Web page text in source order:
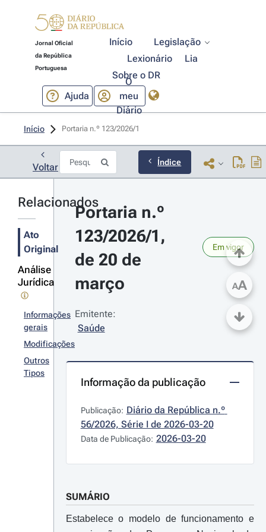
Jornal Oficial
da República
Portuguesa
Início
Legislação
Lexionário
Lia
Sobre o DR
Ajuda
O
meu
Diário
Início Portaria n.º 123/2026/1
Voltar Índice
Relacionados
Ato
Original
Análise
Jurídica
Informações
gerais
Modificações
Outros
Tipos
Portaria n.º
123/2026/1,
de 20 de
março
Em vigor
Emitente:
Saúde
Informação da publicação
Publicação: Diário da República n.º
56/2026, Série I de 2026-03-20
Data de Publicação: 2026-03-20
SUMÁRIO
Estabelece o modelo de funcionamento e
AA